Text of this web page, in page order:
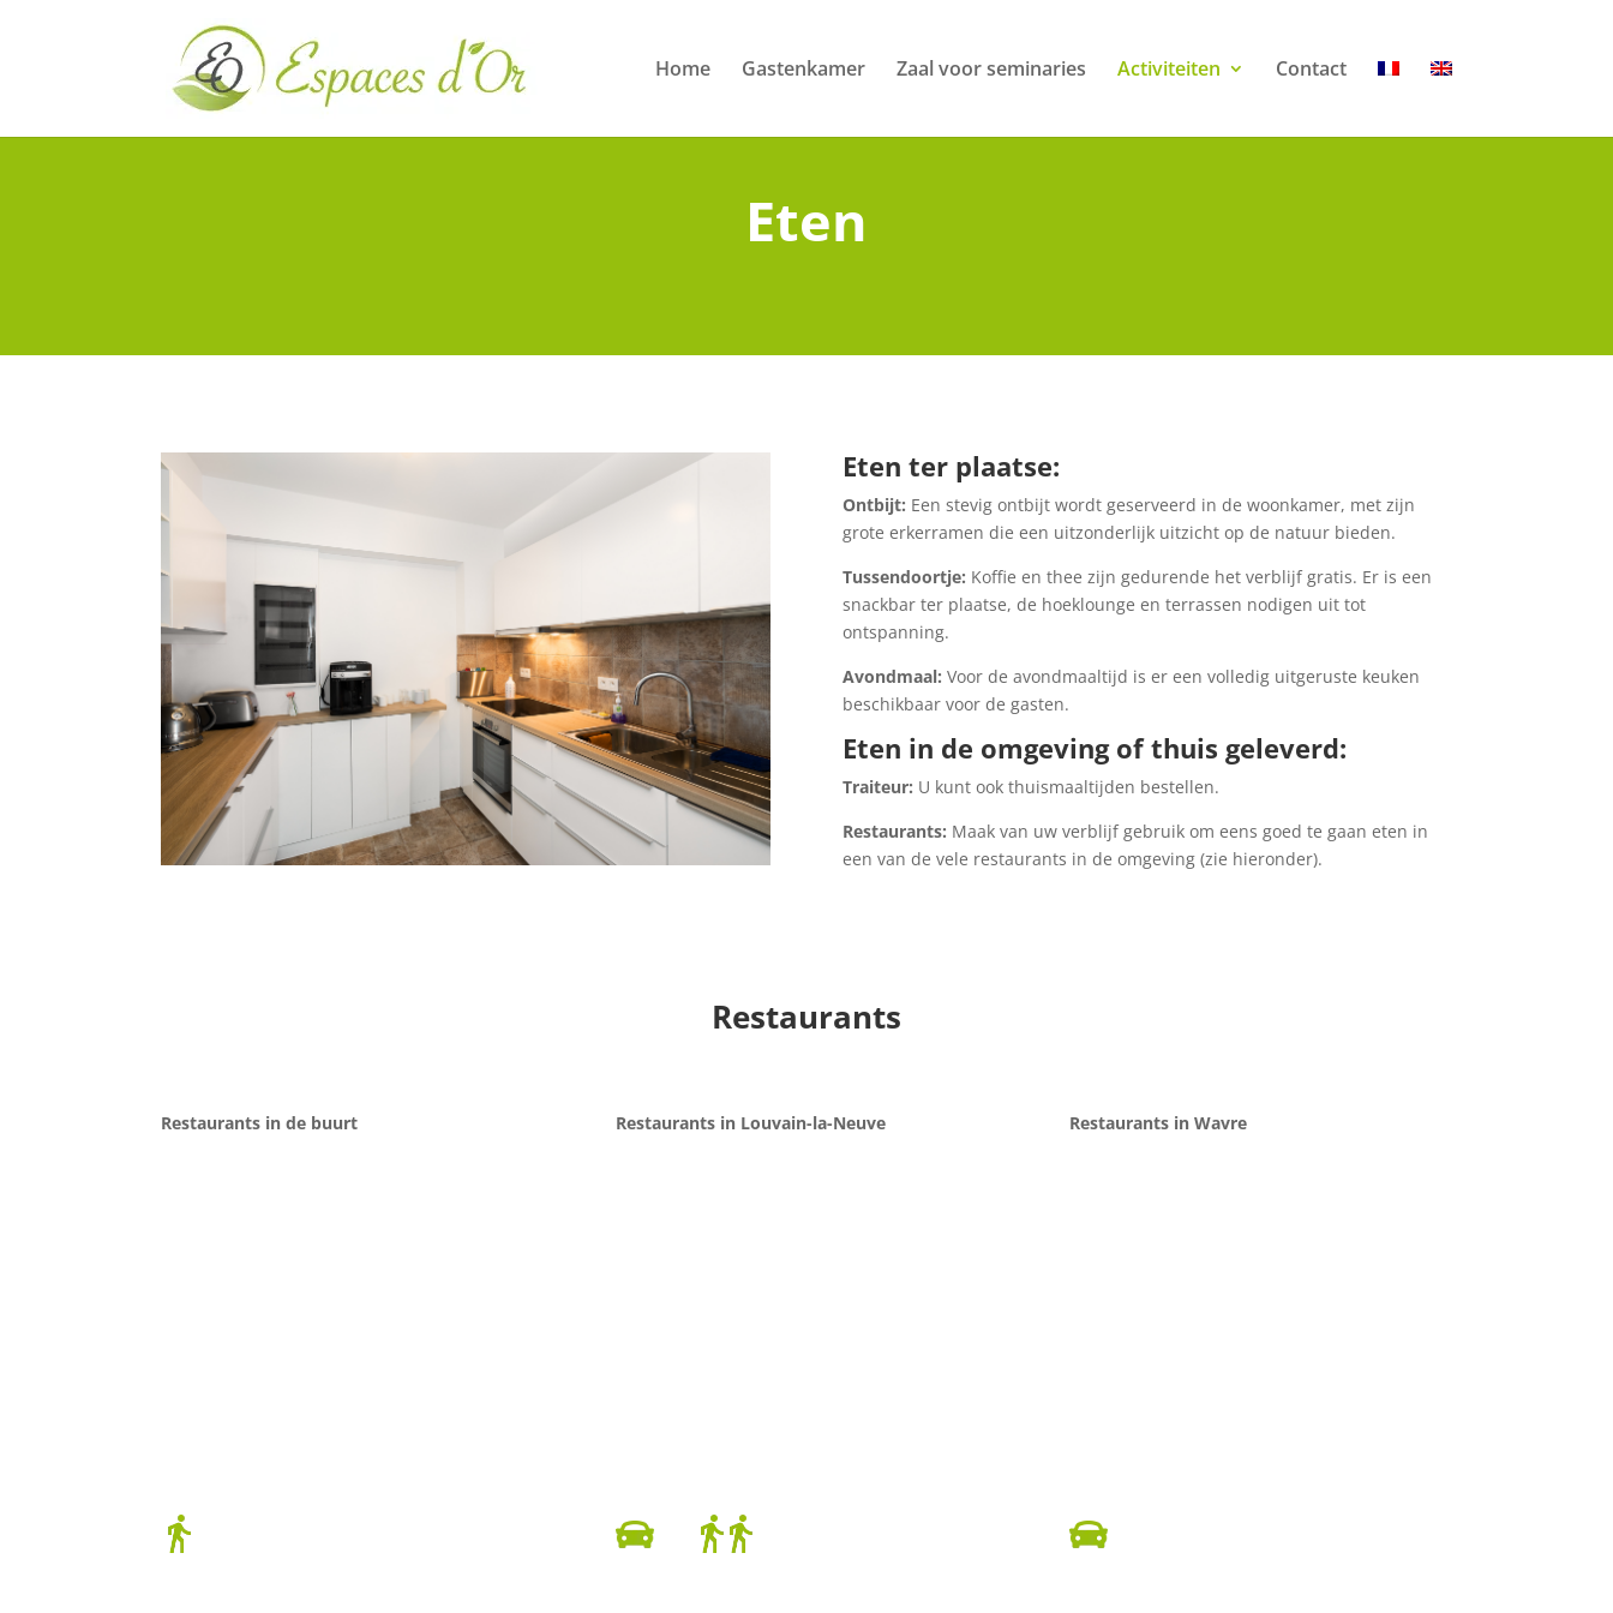
Home Gastenkamer Zaal voor seminaries Activiteiten Contact
Eten
Eten ter plaatse:
Ontbijt: Een stevig ontbijt wordt geserveerd in de woonkamer, met zijn
grote erkerramen die een uitzonderlijk uitzicht op de natuur bieden.
Tussendoortje: Koffie en thee zijn gedurende het verblijf gratis. Er is een
snackbar ter plaatse, de hoeklounge en terrassen nodigen uit tot
ontspanning.
Avondmaal: Voor de avondmaaltijd is er een volledig uitgeruste keuken
beschikbaar voor de gasten.
Eten in de omgeving of thuis geleverd:
Traiteur: U kunt ook thuismaaltijden bestellen.
Restaurants: Maak van uw verblijf gebruik om eens goed te gaan eten in
een van de vele restaurants in de omgeving (zie hieronder).
Restaurants
Restaurants in de buurt Restaurants in Louvain-la-Neuve Restaurants in Wavre